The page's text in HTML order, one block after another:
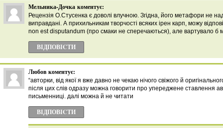
Мельника-Дочка коментує:
Рецензія О.Стусенка є доволі влучною. Згідна, його метафори не
виправдані. А прихильникам творчості всяких ірен карп, можу
non est disputandum (про смаки не сперечаються), але вартувало б
ВІДПОВІCТИ
Любов коментує:
“авторки, від якої я вже давно не чекаю нічого свіжого й
після цих слів одразу можна говорити про упереджене ставлення
письменниці. далі можна й не читати
ВІДПОВІCТИ